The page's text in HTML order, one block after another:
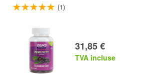
(1)
31,85 €
TVA incluse